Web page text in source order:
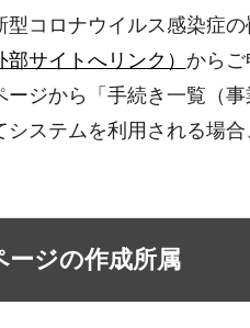
型コロナウイルス感染症
部サイトへリンク） からご
ージから「手続き一覧（
ステムを利用される場合
ージの作成所属